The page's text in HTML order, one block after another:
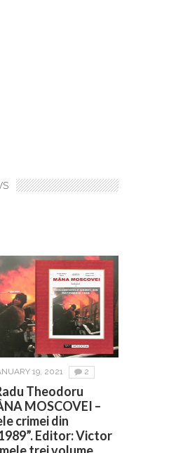
19, 2021 2
Theodoru
MOSCOVEI –
crimei din
Editor: Victor